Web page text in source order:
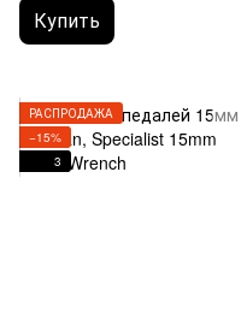
Купить
РАСПРОДАЖА
−15%
3